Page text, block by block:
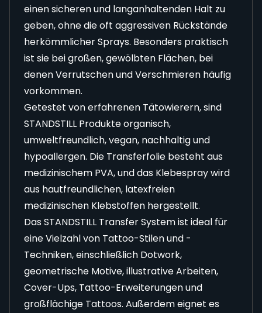
einen sicheren und langanhaltenden Halt zu
geben, ohne die oft aggressiven Rückstände
herkömmlicher Sprays. Besonders praktisch
ist sie bei großen, gewölbten Flächen, bei
denen Verrutschen und Verschmieren häufig
vorkommen.
Getestet von erfahrenen Tätowierern, sind
STANDSTILL Produkte organisch,
umweltfreundlich, vegan, nachhaltig und
hypoallergen. Die Transferfolie besteht aus
medizinischem PVA, und das Klebespray wird
aus hautfreundlichen, latexfreien
medizinischen Klebstoffen hergestellt.
DasSTANDSTILL Transfer Systemist ideal für
eine Vielzahl von Tattoo-Stilen und -
Techniken, einschließlich Dotwork,
geometrische Motive, illustrative Arbeiten,
Cover-Ups, Tattoo-Erweiterungen und
großflächige Tattoos. Außerdem eignet es